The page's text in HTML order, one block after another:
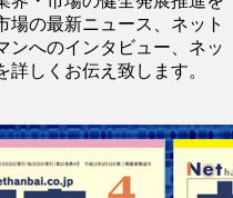
場の最新ニュース、ネット
ンへのインタビュー、ネッ
詳しくお伝え致します。